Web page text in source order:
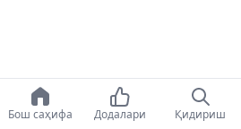
Бош саҳифа Додалари Қидириш